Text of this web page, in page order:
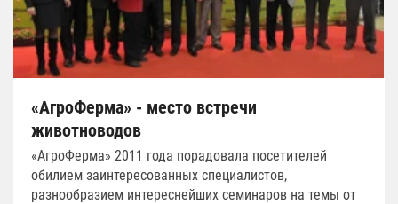
«АгроФерма» - место встречи
животноводов
«АгроФерма» 2011 года порадовала посетителей
обилием заинтересованных специалистов,
разнообразием интереснейших семинаров на темы от